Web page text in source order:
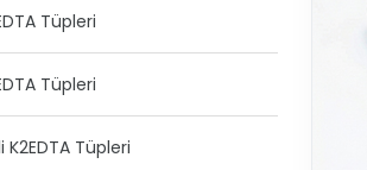
Tüpleri
Tüpleri
K2EDTA Tüpleri